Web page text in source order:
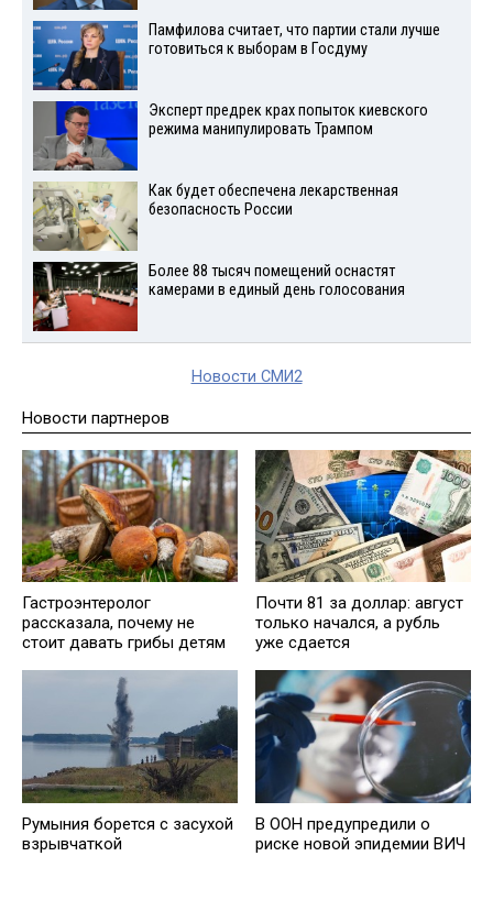
Памфилова считает, что партии стали лучше
готовиться к выборам в Госдуму
Эксперт предрек крах попыток киевского
режима манипулировать Трампом
Как будет обеспечена лекарственная
безопасность России
Более 88 тысяч помещений оснастят
камерами в единый день голосования
Новости СМИ2
Новости партнеров
Гастроэнтеролог
рассказала, почему не
стоит давать грибы детям
Почти 81 за доллар: август
только начался, а рубль
уже сдается
Румыния борется с засухой
взрывчаткой
В ООН предупредили о
риске новой эпидемии ВИЧ